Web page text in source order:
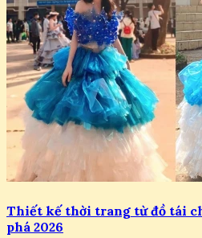
Thiết kế thời trang từ đồ tái
phá 2026